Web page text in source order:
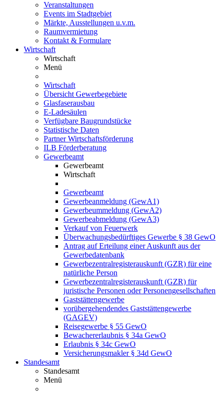
Veranstaltungen
Events im Stadtgebiet
Märkte, Ausstellungen u.v.m.
Raumvermietung
Kontakt & Formulare
Wirtschaft
Wirtschaft
Menü
Wirtschaft
Übersicht Gewerbegebiete
Glasfaserausbau
E-Ladesäulen
Verfügbare Baugrundstücke
Statistische Daten
Partner Wirtschaftsförderung
ILB Förderberatung
Gewerbeamt
Gewerbeamt
Wirtschaft
Gewerbeamt
Gewerbeanmeldung (GewA1)
Gewerbeummeldung (GewA2)
Gewerbeabmeldung (GewA3)
Verkauf von Feuerwerk
Überwachungsbedürftiges Gewerbe § 38 GewO
Antrag auf Erteilung einer Auskunft aus der
Gewerbedatenbank
Gewerbezentralregisterauskunft (GZR) für eine
natürliche Person
Gewerbezentralregisterauskunft (GZR) für
juristische Personen oder Personengesellschaften
Gaststättengewerbe
vorübergehendendes Gaststättengewerbe
(GAGEV)
Reisegewerbe § 55 GewO
Bewachererlaubnis § 34a GewO
Erlaubnis § 34c GewO
Versicherungsmakler § 34d GewO
Standesamt
Standesamt
Menü